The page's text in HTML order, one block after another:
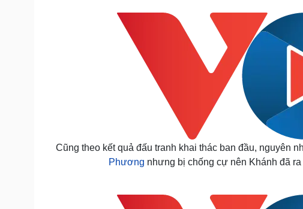
Cũng theo kết quả đấu tranh khai thác ban đầu, nguyên
Phương nhưng bị chống cự nên Khánh đã